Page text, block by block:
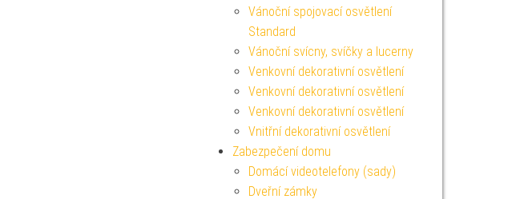
Vánoční spojovací osvětlení
Standard
Vánoční svícny, svíčky a lucerny
Venkovní dekorativní osvětlení
Venkovní dekorativní osvětlení
Venkovní dekorativní osvětlení
Vnitřní dekorativní osvětlení
Zabezpečení domu
Domácí videotelefony (sady)
Dveřní zámky